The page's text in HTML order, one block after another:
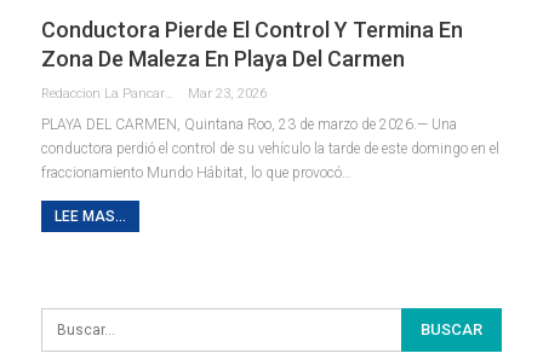
Conductora Pierde El Control Y Termina En
Zona De Maleza En Playa Del Carmen
Redaccion La Pancarta De Quintana Roo Mar 23, 2026
PLAYA DEL CARMEN, Quintana Roo, 23 de marzo de 2026.— Una
conductora perdió el control de su vehículo la tarde de este domingo en el
fraccionamiento Mundo Hábitat, lo que provocó…
LEE MAS...